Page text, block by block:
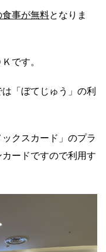
事が無料となりま
です。
「ぼてじゅう」の利
クスカード」のプラ
ードですので利用す